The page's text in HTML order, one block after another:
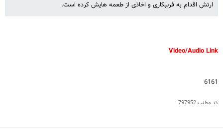
ارتش اقدام به فریبکاری و اخاذی از طعمه هایش کرده است.
Video/Audio Link
6161
کد مطلب797952